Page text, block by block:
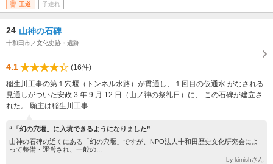
王道 子連れ
24 山神の石碑
十和田市／文化史跡・遺跡
4.1
(16件)
稲生川工事の第１穴堰（トンネル水路）が貫通し、１回目の仮通水 がなされる
見通しがついた安政 3 年 9 月 12 日（山ノ神の祭礼日）に、 この石碑が建立さ
れた。 願主は稲生川工事...
“「幻の穴堰」に入坑できるようになりました”
山神の石碑の近くにある「幻の穴堰」ですが、NPO法人十和田歴史文化研究会によ
って整備・運営され、一般の...
by kimishさん